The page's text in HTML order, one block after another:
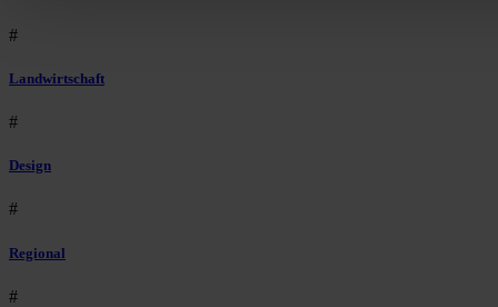
#
Landwirtschaft
#
Design
#
Regional
#